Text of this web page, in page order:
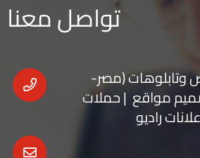
تواصل معنا
وتابلوهات(مصر-
مواقع | حملات
راديو